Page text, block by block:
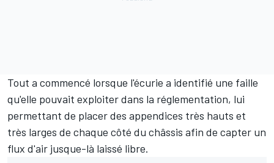
Tout a commencé lorsque l'écurie a identifié une faille
qu'elle pouvait exploiter dans la réglementation, lui
permettant de placer des appendices très hauts et
très larges de chaque côté du châssis afin de capter un
flux d'air jusque-là laissé libre.